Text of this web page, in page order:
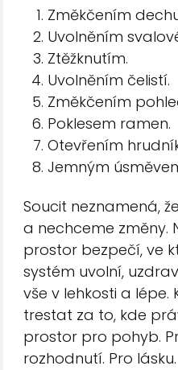
Změkčením
Uvolněním
Ztěžknutím.
Uvolněním čelistí.
Změkčením
Poklesem ramen.
Otevřením
Jemným
Soucit neznamená,
a nechceme změny.
prostor bezpečí, ve
systém uvolní,
vše v lehkosti a lépe.
trestat za to, kde
prostor pro pohyb.
rozhodnutí. Pro lásku.